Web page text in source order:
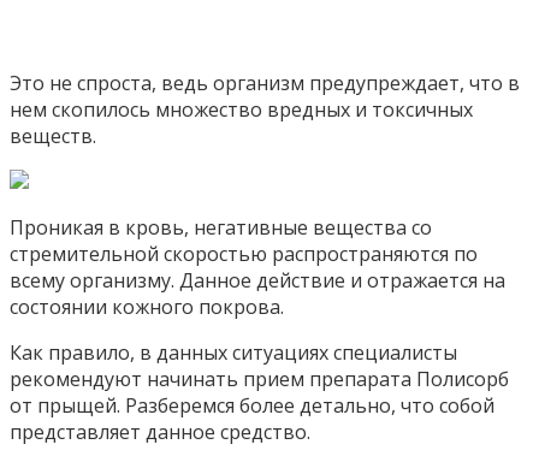
Это не спроста, ведь организм предупреждает, что в
нем скопилось множество вредных и токсичных
веществ.
Проникая в кровь, негативные вещества со
стремительной скоростью распространяются по
всему организму. Данное действие и отражается на
состоянии кожного покрова.
Как правило, в данных ситуациях специалисты
рекомендуют начинать прием препарата Полисорб
от прыщей. Разберемся более детально, что собой
представляет данное средство.